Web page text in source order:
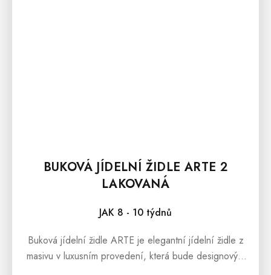
BUKOVÁ JÍDELNÍ ŽIDLE ARTE 2
LAKOVANÁ
JAK 8 - 10 týdnů
Buková jídelní židle ARTE je elegantní jídelní židle z
masivu v luxusním provedení, která bude designovým